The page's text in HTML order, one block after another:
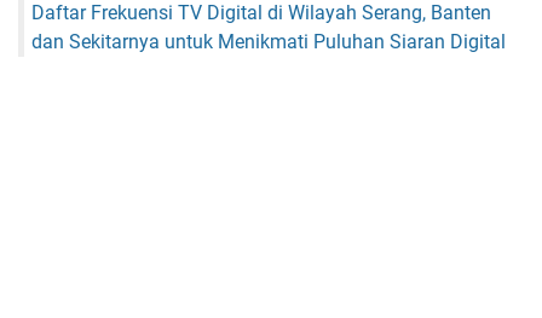
Daftar Frekuensi TV Digital di Wilayah Serang, Banten
dan Sekitarnya untuk Menikmati Puluhan Siaran Digital